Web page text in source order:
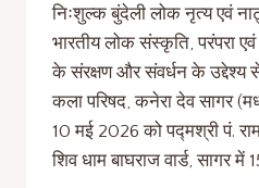
निःशुल्क बुंदेली लोक नृत्य एवं
भारतीय लोक संस्कृति, परंपरा
के संरक्षण और संवर्धन के उद्देश्य
कला परिषद, कनेरा देव सागर
10 मई 2026 को पद्मश्री पं.
शिव धाम बाघराज वार्ड, सागर में